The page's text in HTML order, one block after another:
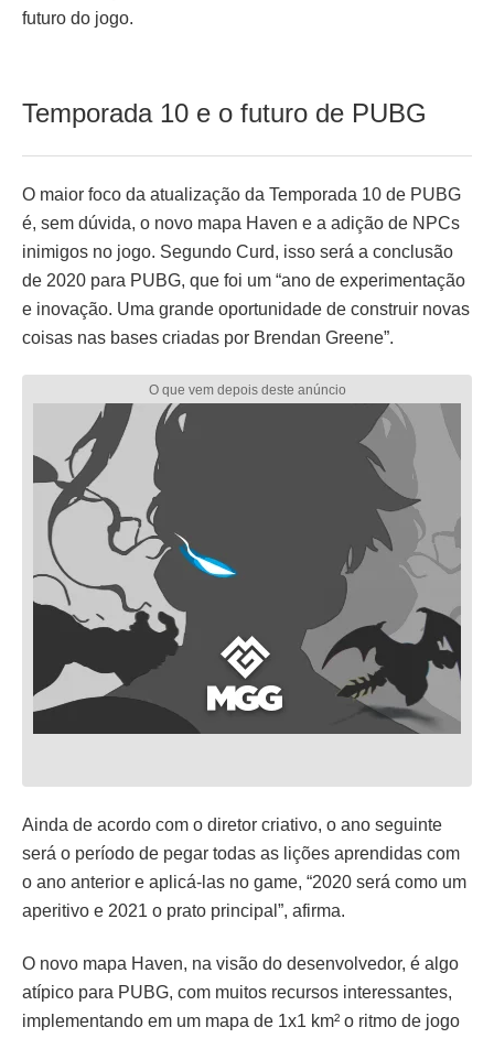
futuro do jogo.
Temporada 10 e o futuro de PUBG
O maior foco da atualização da Temporada 10 de PUBG
é, sem dúvida, o novo mapa Haven e a adição de NPCs
inimigos no jogo. Segundo Curd, isso será a conclusão
de 2020 para PUBG, que foi um “ano de experimentação
e inovação. Uma grande oportunidade de construir novas
coisas nas bases criadas por Brendan Greene”.
Ainda de acordo com o diretor criativo, o ano seguinte
será o período de pegar todas as lições aprendidas com
o ano anterior e aplicá-las no game, “2020 será como um
aperitivo e 2021 o prato principal”, afirma.
O novo mapa Haven, na visão do desenvolvedor, é algo
atípico para PUBG, com muitos recursos interessantes,
implementando em um mapa de 1x1 km² o ritmo de jogo